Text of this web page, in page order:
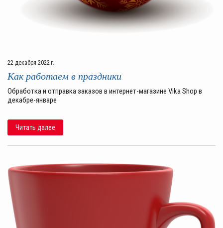
22 декабря 2022 г.
Как работаем в праздники
Обработка и отправка заказов в интернет-магазине Vika Shop в
декабре-январе
Читать далее